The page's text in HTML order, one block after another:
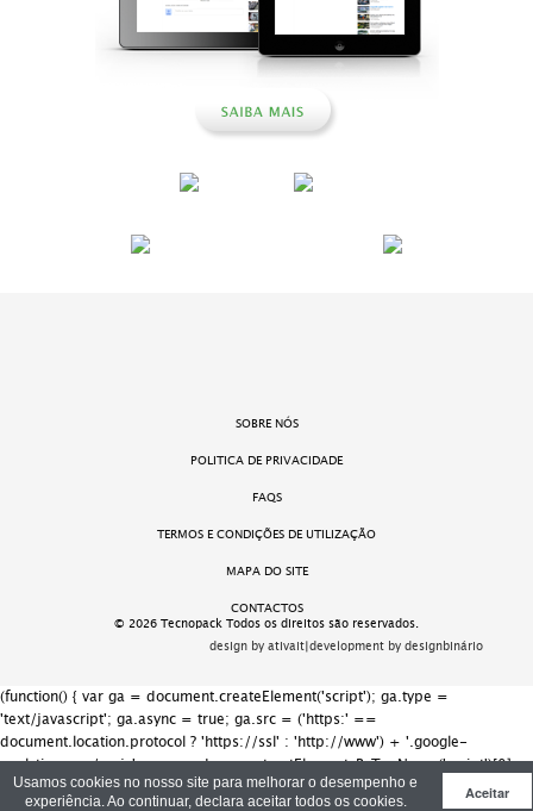
Usamos cookies no nosso site para melhorar o desempenho e
experiência. Ao continuar, declara aceitar todos os cookies.
Aceitar
SOBRE NÓS
POLITICA DE PRIVACIDADE
FAQS
TERMOS E CONDIÇÕES DE UTILIZAÇÃO
MAPA DO SITE
CONTACTOS
© 2026 Tecnopack Todos os direitos são reservados.
development by designbinário
|
design by ativait
(function() { var ga = document.createElement('script'); ga.type =
'text/javascript'; ga.async = true; ga.src = ('https:' ==
document.location.protocol ? 'https://ssl' : 'http://www') + '.google-
analytics.com/ga.js'; var s = document.getElementsByTagName('script')[0];
s.parentNode.insertBefore(ga, s); })();